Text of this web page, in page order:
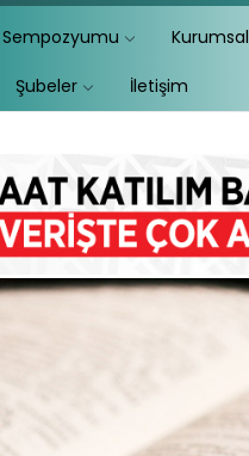
Sempozyumu Kurumsal
Şubeler İletişim